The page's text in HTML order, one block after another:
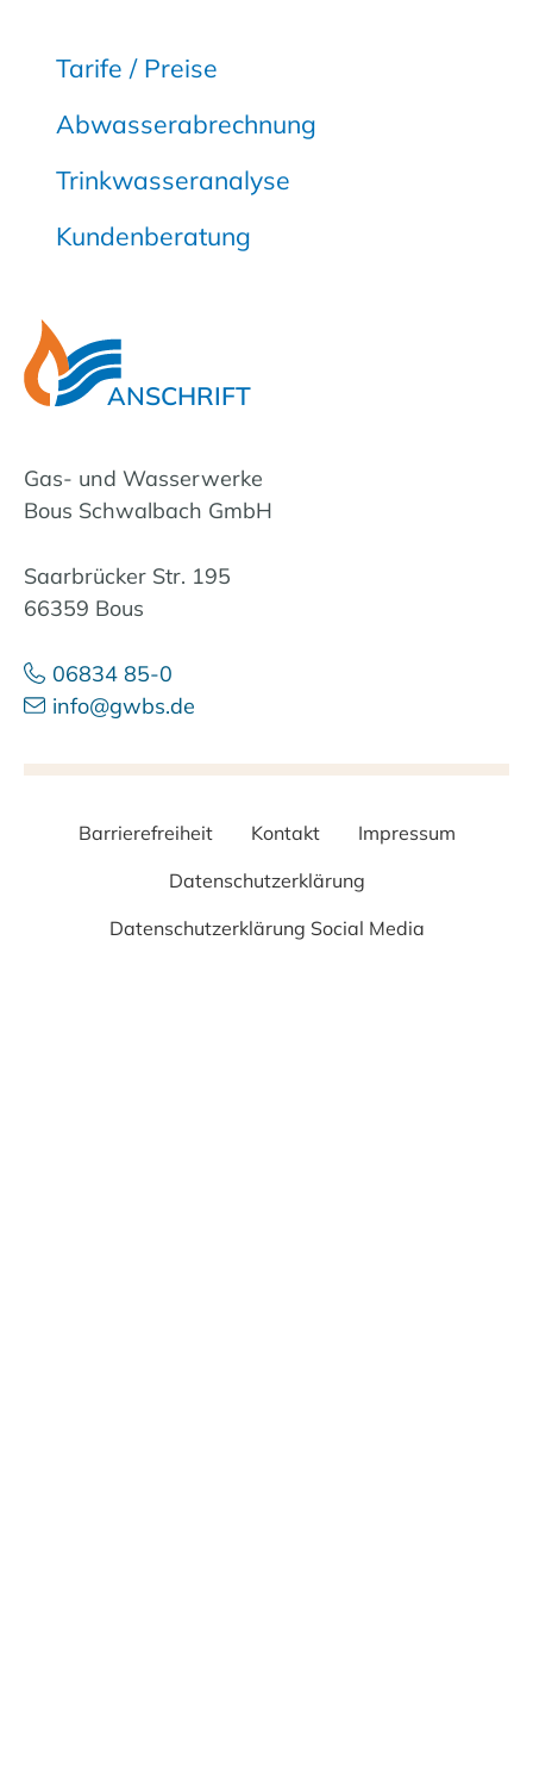
Tarife / Preise
Abwasserabrechnung
Trinkwasseranalyse
Kundenberatung
ANSCHRIFT
Gas- und Wasserwerke
Bous Schwalbach GmbH
Saarbrücker Str. 195
66359 Bous
06834 85-0
info@gwbs.de
Barrierefreiheit Kontakt
Impressum
Datenschutzerklärung
Datenschutzerklärung Social Media